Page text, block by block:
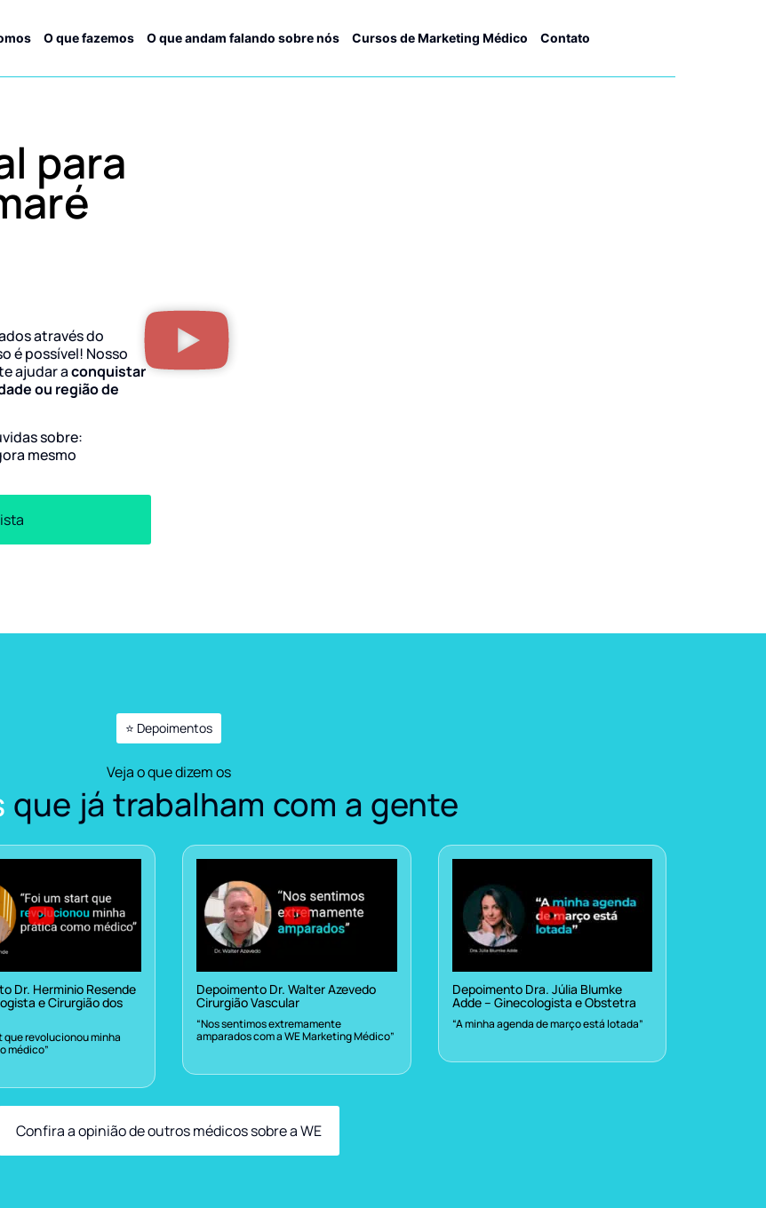
O que fazemos O que andam falando sobre nós Cursos de Marketing Médico Contato
para
através do
é possível! Nosso
ajudar aconquistar
ou região de
sobre:
mesmo
⭐ Depoimentos
Veja o que dizem os
que já trabalham com a gente
Dr. Herminio Resende
e Cirurgião dos
que revolucionou minha
médico”
Depoimento Dr. Walter Azevedo
Cirurgião Vascular
“Nos sentimos extremamente
amparados com a WE Marketing Médico”
Depoimento Dra. Júlia Blumke
Adde – Ginecologista e Obstetra
“A minha agenda de março está lotada”
Confira a opinião de outros médicos sobre a WE